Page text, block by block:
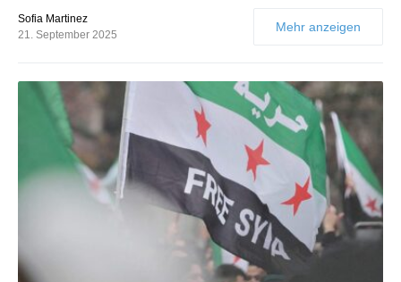
Sofia Martinez
21. September 2025
Mehr anzeigen